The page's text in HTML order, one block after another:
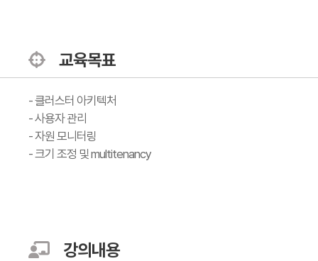
교육목표
- 클러스터 아키텍처
- 사용자 관리
- 자원 모니터링
- 크기 조정 및 multitenancy
강의내용